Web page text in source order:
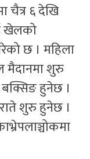
चैत्र ६ देखि
खेलको
छ । महिला
शुरु
बक्सिङ हुनेछ ।
शुरु हुनेछ ।